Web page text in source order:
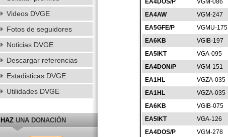
EA4DOS/P
VGM-086
EA4AW
VGM-247
EA5GFE/P
VGMU-175
EA6KB
VGIB-197
EA5IKT
VGA-095
EA4DON/P
VGM-151
EA1HL
VGZA-035
EA1HL
VGZA-035
EA6KB
VGIB-075
EA5IKT
VGA-126
EA4DOS/P
VGM-278
Videos DVGE
Fotos de seguidores
Noticias DVGE
Descargar referencias
Estadisticas DVGE
Utilidades DVGE
HAZUNA DONACIÓN